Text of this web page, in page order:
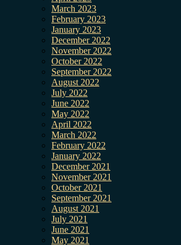
March 2023
February 2023
January 2023
December 2022
November 2022
October 2022
September 2022
August 2022
July 2022
June 2022
May 2022
April 2022
March 2022
February 2022
January 2022
December 2021
November 2021
October 2021
September 2021
August 2021
July 2021
June 2021
May 2021